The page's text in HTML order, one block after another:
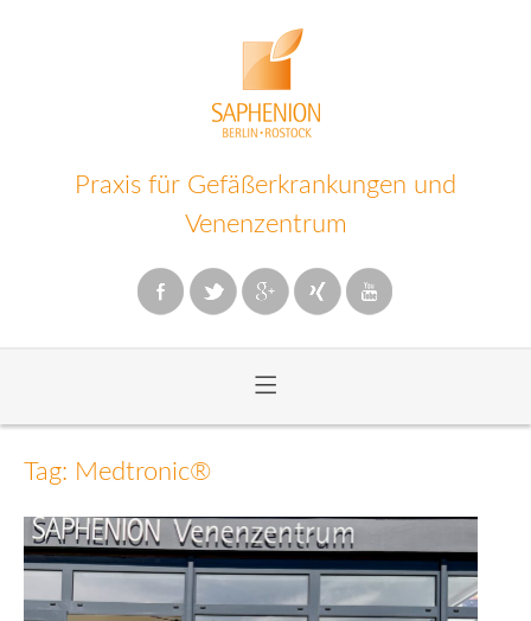
Praxis für Gefäßerkrankungen und
Venenzentrum
≡
Inhalt
Tag: Medtronic®